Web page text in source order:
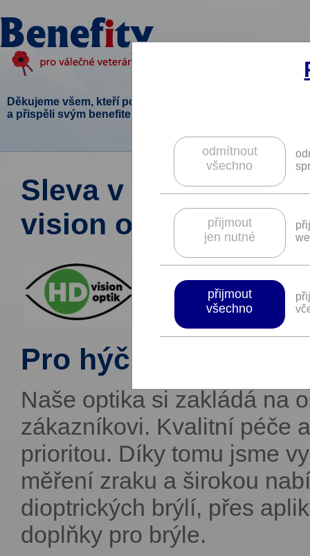
Děkujeme všem, kteří podpořili tento projekt
a přispěli svým benefitem.
odmítnout
všechno
přijmout
jen nutné
přijmout
všechno
Sleva v prodejně
vision optik.
Pro hýčkané oči.
Naše optika si zakládá na
zákazníkovi. Kvalitní péče
prioritou. Díky tomu jsme
měření zraku a širokou
dioptrických brýlí, přes
doplňky pro brýle.